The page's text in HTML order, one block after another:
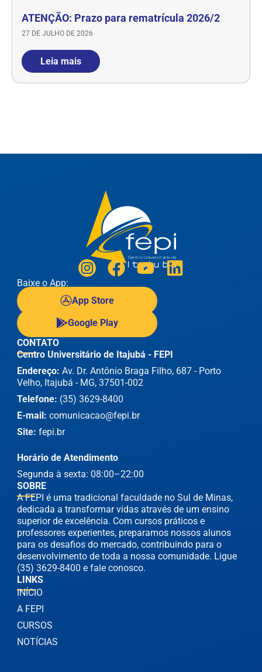
ATENÇÃO: Prazo para rematrícula 2026/2
27 DE JULHO DE 2026
Leia mais
Baixe o App:
App Store
Google Play
SOBRE
A FEPI é uma tradicional faculdade no Sul de Minas,
dedicada a transformar vidas através de um ensino
superior de excelência. Com cursos práticos e
professores experientes, preparamos nossos alunos
para os desafios do mercado, contribuindo para o
desenvolvimento de toda a nossa comunidade. Ligue
(35) 3629-8400 e fale conosco.
LINKS
INÍCIO
A FEPI
CURSOS
NOTÍCIAS
CONTATO
Centro Universitário de Itajubá - FEPI
Endereço: Av. Dr. Antônio Braga Filho, 687 - Porto
Velho, Itajubá - MG, 37501-002
Telefone: (35) 3629-8400
E-mail: comunicacao@fepi.br
Site: fepi.br
Horário de Atendimento
Segunda à sexta: 08:00–22:00